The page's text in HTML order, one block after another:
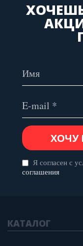
Я согласен с
соглашения
КАТАЛОГ